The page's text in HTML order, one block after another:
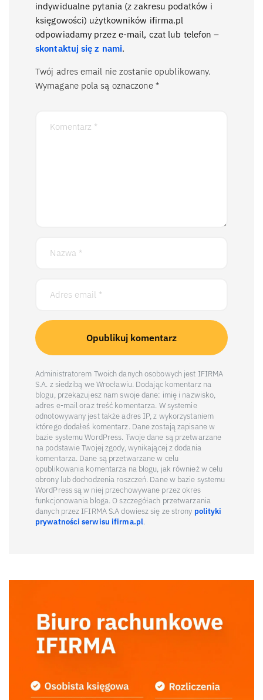
indywidualne pytania (z zakresu podatków i
księgowości) użytkowników ifirma.pl
odpowiadamy przez e-mail, czat lub telefon –
skontaktuj się z nami.
Twój adres email nie zostanie opublikowany.
Wymagane pola są oznaczone *
Administratorem Twoich danych osobowych jest IFIRMA
S.A. z siedzibą we Wrocławiu. Dodając komentarz na
blogu, przekazujesz nam swoje dane: imię i nazwisko,
adres e-mail oraz treść komentarza. W systemie
odnotowywany jest także adres IP, z wykorzystaniem
którego dodałeś komentarz. Dane zostają zapisane w
bazie systemu WordPress. Twoje dane są przetwarzane
na podstawie Twojej zgody, wynikającej z dodania
komentarza. Dane są przetwarzane w celu
opublikowania komentarza na blogu, jak również w celu
obrony lub dochodzenia roszczeń. Dane w bazie systemu
WordPress są w niej przechowywane przez okres
funkcjonowania bloga. O szczegółach przetwarzania
danych przez IFIRMA S.A dowiesz się ze strony polityki
prywatności serwisu ifirma.pl.